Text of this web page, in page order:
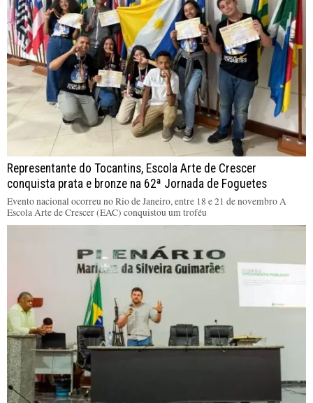
Representante do Tocantins, Escola Arte de Crescer
conquista prata e bronze na 62ª Jornada de Foguetes
Evento nacional ocorreu no Rio de Janeiro, entre 18 e 21 de novembro A
Escola Arte de Crescer (EAC) conquistou um troféu